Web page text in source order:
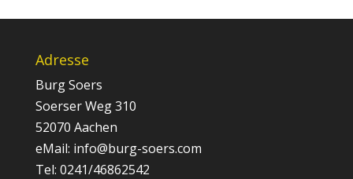
Adresse
Burg Soers
Soerser Weg 310
52070 Aachen
eMail: info@burg-soers.com
Tel: 0241/46862542